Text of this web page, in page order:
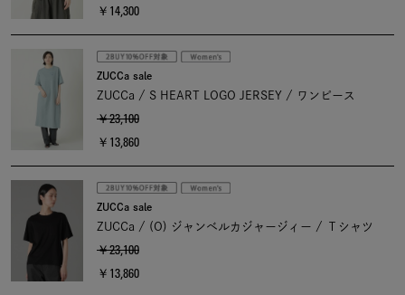
￥14,300
ZUCCa sale
ZUCCa / S HEART LOGO JERSEY / ワンピース
￥23,100
￥13,860
ZUCCa sale
ZUCCa / (O) ジャンベルカジャージィー / Ｔシャツ
￥23,100
￥13,860